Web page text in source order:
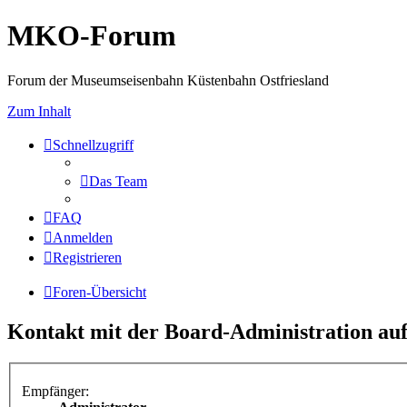
MKO-Forum
Forum der Museumseisenbahn Küstenbahn Ostfriesland
Zum Inhalt
Schnellzugriff
Das Team
FAQ
Anmelden
Registrieren
Foren-Übersicht
Kontakt mit der Board-Administration
Empfänger: